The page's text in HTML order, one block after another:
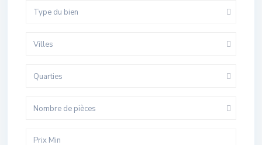
Type du bien
Villes
Quarties
Nombre de pièces